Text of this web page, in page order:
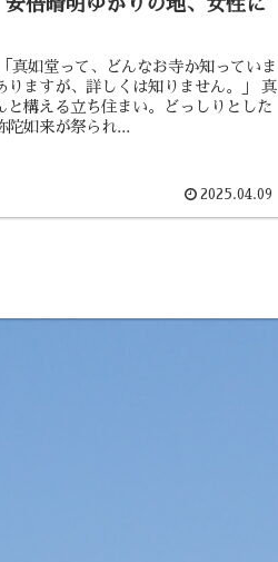
倍晴明ゆかりの地、女性に
真如堂って、どんなお寺か知っていま
りますが、詳しくは知りません。」 真
構える立ち住まい。どっしりとした
陀如来が祭られ...
2025.04.09